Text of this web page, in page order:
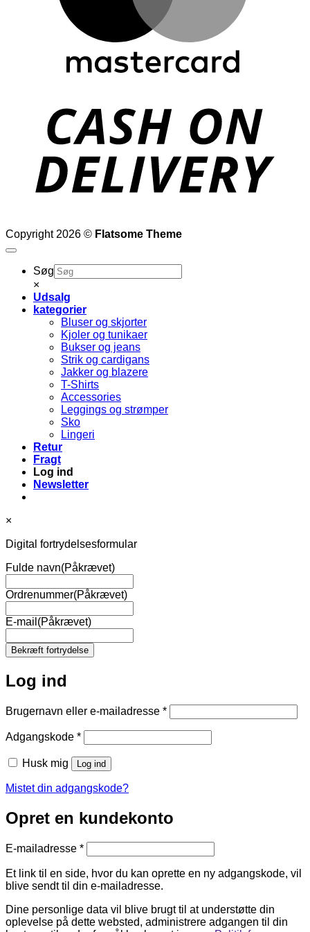
Copyright 2026 © Flatsome Theme
Søg
×
Udsalg
kategorier
Bluser og skjorter
Kjoler og tunikaer
Bukser og jeans
Strik og cardigans
Jakker og blazere
T-Shirts
Accessories
Leggings og strømper
Sko
Lingeri
Retur
Fragt
Log ind
Newsletter
×
Digital fortrydelsesformular
Fulde navn(Påkrævet)
Ordrenummer(Påkrævet)
E-mail (Påkrævet)
Log ind
Brugernavn eller e-mailadresse *Påkrævet
Adgangskode *Påkrævet
Husk mig Log ind
Mistet din adgangskode?
Opret en kundekonto
E-mailadresse *Påkrævet
Et link til en side, hvor du kan oprette en ny adgangskode, vil
blive sendt til din e-mailadresse.
Dine personlige data vil blive brugt til at understøtte din
oplevelse på dette websted, administrere adgangen til din